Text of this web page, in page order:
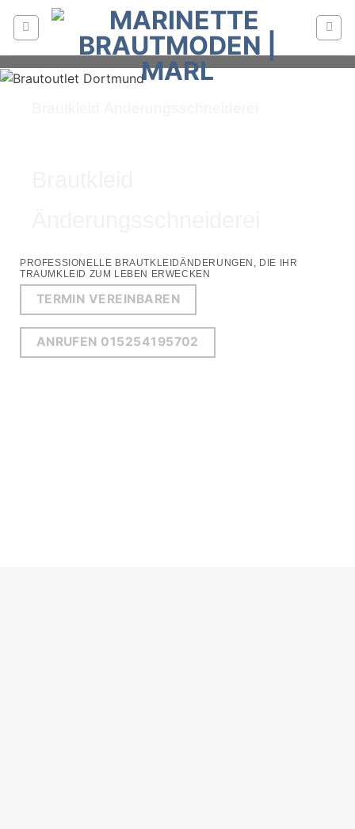
Inhalt
PROFESSIONELLE BRAUTKLEIDÄNDERUNGEN, DIE IHR
TRAUMKLEID ZUM LEBEN ERWECKEN
TERMIN VEREINBAREN
ANRUFEN 015254195702